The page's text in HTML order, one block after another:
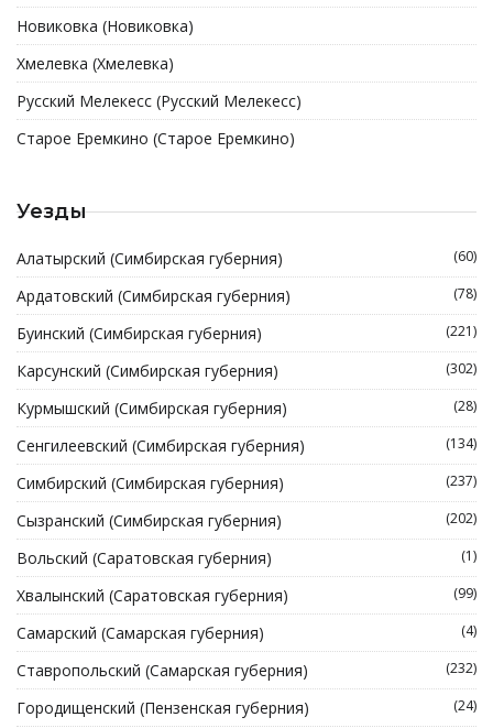
Новиковка (Новиковка)
Хмелевка (Хмелевка)
Русский Мелекесс (Русский Мелекесс)
Старое Еремкино (Старое Еремкино)
Уезды
Алатырский (Симбирская губерния) (60)
Ардатовский (Симбирская губерния) (78)
Буинский (Симбирская губерния) (221)
Карсунский (Симбирская губерния) (302)
Курмышский (Симбирская губерния) (28)
Сенгилеевский (Симбирская губерния) (134)
Симбирский (Симбирская губерния) (237)
Сызранский (Симбирская губерния) (202)
Вольский (Саратовская губерния) (1)
Хвалынский (Саратовская губерния) (99)
Самарский (Самарская губерния) (4)
Ставропольский (Самарская губерния) (232)
Городищенский (Пензенская губерния) (24)